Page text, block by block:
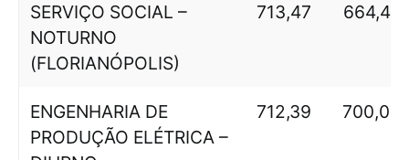
SERVIÇO SOCIAL –
NOTURNO
(FLORIANÓPOLIS)
713,47 664,47
ENGENHARIA DE
PRODUÇÃO ELÉTRICA –
712,39 700,08